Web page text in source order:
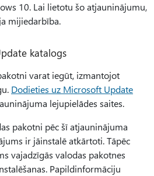
10. Lai lietotu šo atjauninājumu,
mijiedarbība.
katalogs
varat iegūt, izmantojot
Dodieties uz Microsoft Update
lejupielādes saites.
pakotni pēc šī atjauninājuma
ir jāinstalē atkārtoti. Tāpēc
vajadzīgās valodas pakotnes
Papildinformāciju